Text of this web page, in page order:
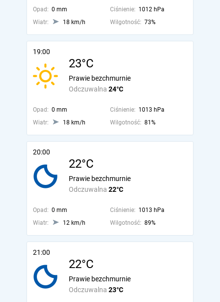
Opad: 0 mm Ciśnienie: 1012 hPa
Wiatr:
18 km/h Wilgotność: 73%
19:00
23°C
Odczuwalna 24°C
Prawie bezchmurnie
Opad: 0 mm Ciśnienie: 1013 hPa
Wiatr:
18 km/h Wilgotność: 81%
20:00
22°C
Odczuwalna 22°C
Prawie bezchmurnie
Opad: 0 mm Ciśnienie: 1013 hPa
Wiatr:
12 km/h Wilgotność: 89%
21:00
22°C
Odczuwalna 23°C
Prawie bezchmurnie